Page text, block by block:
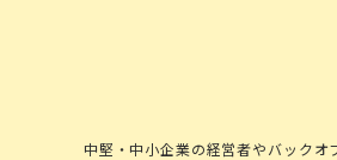
中堅・中小企業の経営者やバックオ